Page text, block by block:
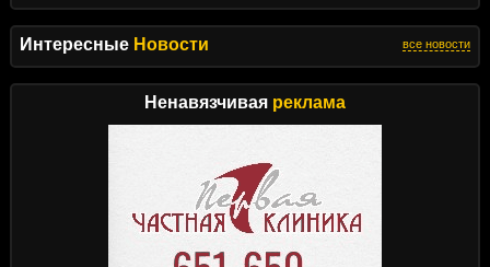
Интересные Новости все новости
Ненавязчивая реклама